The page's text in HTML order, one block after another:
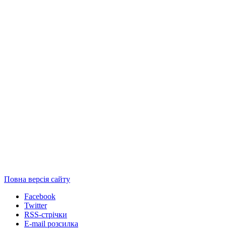
Повна версія сайту
Facebook
Twitter
RSS-стрічки
E-mail розсилка